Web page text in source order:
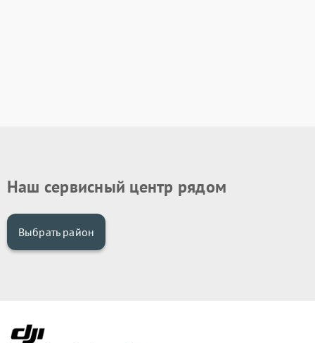
Наш сервисный центр рядом
Выбрать район